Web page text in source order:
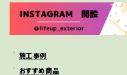
施工事例
おすすめ商品